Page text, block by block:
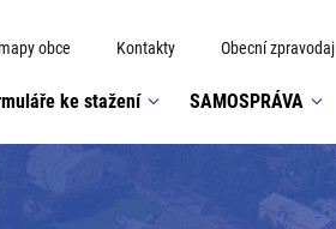
obce Kontakty Obecní zpravodaj
ke stažení SAMOSPRÁVA